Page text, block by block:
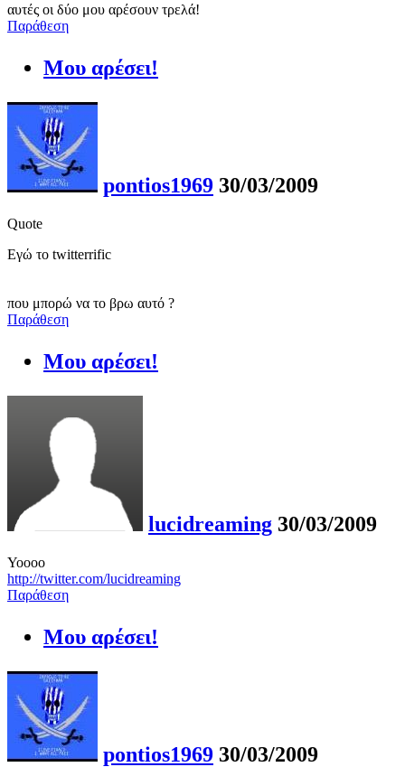
αυτές οι δύο μου αρέσουν τρελά!
Παράθεση
Μου αρέσει!
pontios1969 30/03/2009
Quote
Eγώ το twitterrific
που μπορώ να το βρω αυτό ?
Παράθεση
Μου αρέσει!
lucidreaming 30/03/2009
Yoooo
http://twitter.com/lucidreaming
Παράθεση
Μου αρέσει!
pontios1969 30/03/2009